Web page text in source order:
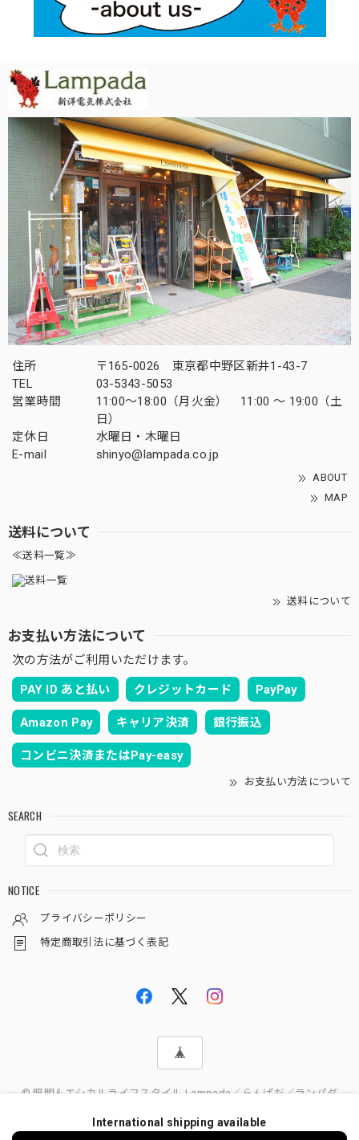
住所
〒165-0026 東京都中野区新井1-43-7
TEL
03-5343-5053
営業時間
11:00～18:00（月火金） 11:00 ～ 19:00（土
日）
定休日
水曜日・木曜日
E-mail
shinyo@lampada.co.jp
ABOUT
MAP
送料について
≪送料一覧≫
送料について
お支払い方法について
次の方法がご利用いただけます。
PAY ID あと払い クレジットカード PayPay
Amazon Pay キャリア決済 銀行振込
コンビニ決済またはPay-easy
お支払い方法について
SEARCH
NOTICE
プライバシーポリシー
特定商取引法に基づく表記
© 照明＆エシカルライフスタイル Lampada／らんぱだ／ランパダ
International shipping available